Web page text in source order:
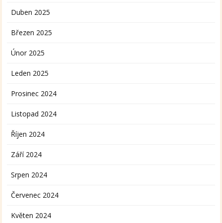
Duben 2025
Březen 2025
Únor 2025
Leden 2025
Prosinec 2024
Listopad 2024
Říjen 2024
Září 2024
Srpen 2024
Červenec 2024
Květen 2024